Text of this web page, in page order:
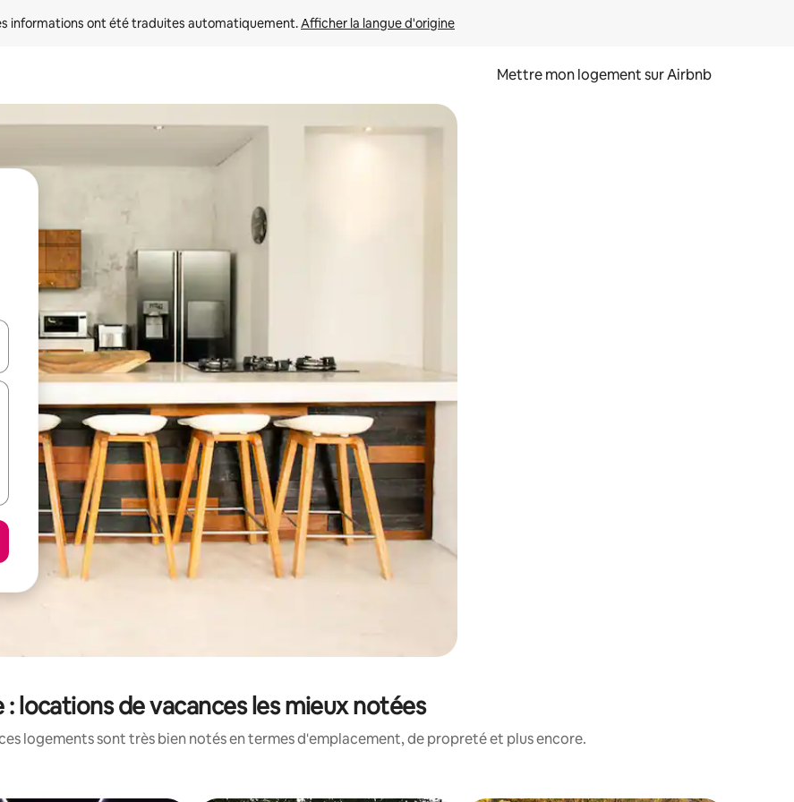
informations ont été traduites automatiquement. Afficher la langue d'origine
Mettre mon logement sur Airbnb
le haut et vers le bas pour les parcourir ou en appuyant et en faisant glisser.
: locations de vacances les mieux notées
logements sont très bien notés en termes d'emplacement, de propreté et plus encore.